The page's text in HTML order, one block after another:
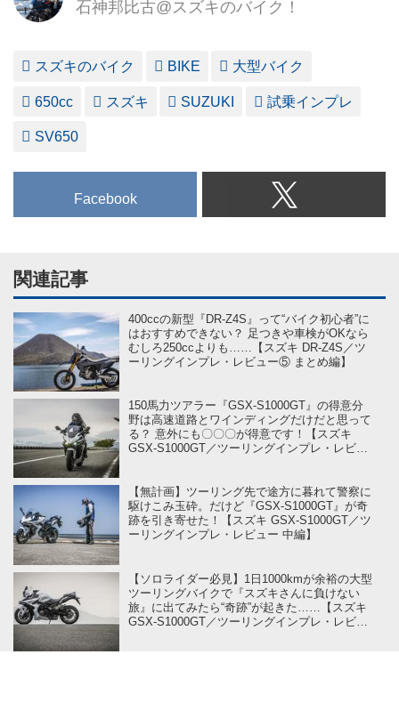
石神邦比古@スズキのバイク！
スズキのバイク BIKE 大型バイク
650cc スズキ SUZUKI 試乗インプレ
SV650
Facebook
関連記事
400ccの新型『DR-Z4S』って“バイク初心者”に
はおすすめできない？ 足つきや車検がOKなら
むしろ250ccよりも……【スズキ DR-Z4S／ツ
ーリングインプレ・レビュー⑤ まとめ編】
150馬力ツアラー『GSX-S1000GT』の得意分
野は高速道路とワインディングだけだと思って
る？ 意外にも〇〇〇が得意です！【スズキ
GSX-S1000GT／ツーリングインプレ・レビュ
【無計画】ツーリング先で途方に暮れて警察に
駆けこみ玉砕。だけど『GSX-S1000GT』が奇
跡を引き寄せた！【スズキ GSX-S1000GT／ツ
ーリングインプレ・レビュー 中編】
【ソロライダー必見】1日1000kmが余裕の大型
ツーリングバイクで『スズキさんに負けない
旅』に出てみたら“奇跡”が起きた……【スズキ
GSX-S1000GT／ツーリングインプレ・レビュ